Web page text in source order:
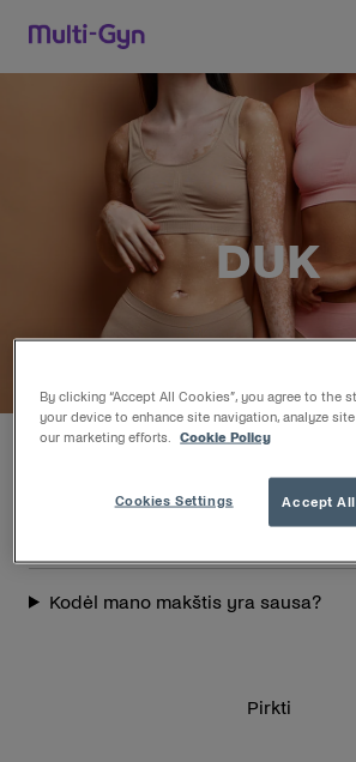
DUK
Kas yra makšties mielinė infekcija?
Kodėl mano makštis yra sausa?
Pirkti
By clicking “Accept All Cookies”, you agree to the
your device to enhance site navigation, analyze
our marketing efforts.
Cookie Policy
Accept
Cookies Settings